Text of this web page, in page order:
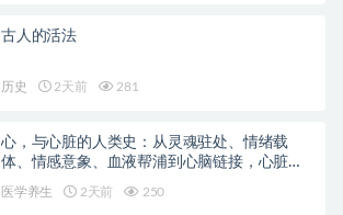
古人的活法
历史 2天前 281
心，与心脏的人类史：从灵魂驻处、情绪载
体、情感意象、血液帮浦到心脑链接，心脏的
医学养生 2天前 250